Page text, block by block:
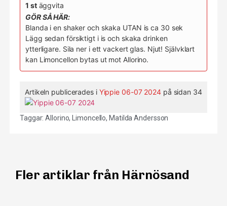
1 stäggvita
GÖR SÅ HÄR:
Blanda i en shaker och skaka UTAN is ca 30 sek
Lägg sedan försiktigt i is och skaka drinken
ytterligare. Sila ner i ett vackert glas. Njut! Självklart
kan Limoncellon bytas ut mot Allorino.
Artikeln publicerades i Yippie 06-07 2024på sidan 34
Taggar:Allorino, Limoncello, Matilda Andersson
Fler artiklar från Härnösand